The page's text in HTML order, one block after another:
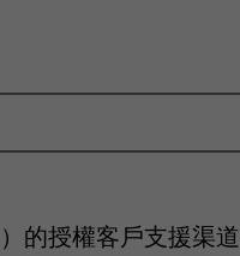
的授權客戶支援渠道